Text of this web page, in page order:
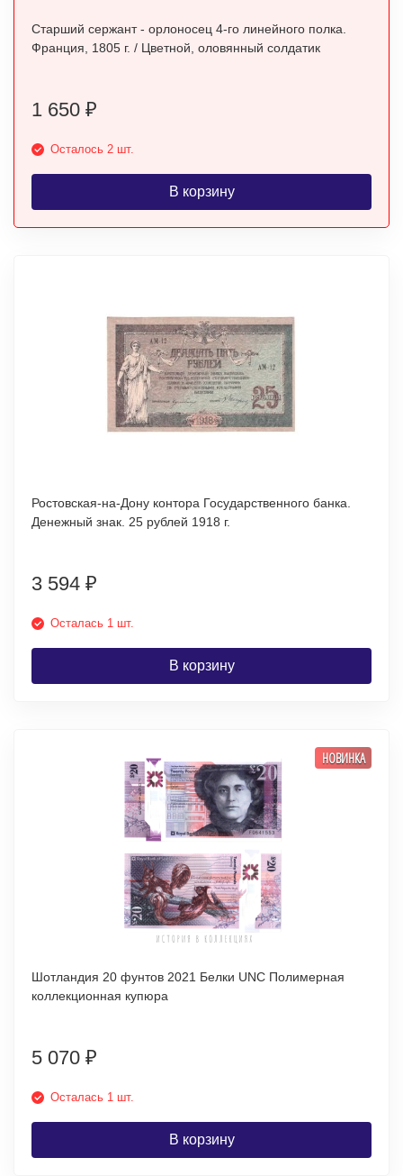
Старший сержант - орлоносец 4-го линейного полка.
Франция, 1805 г. / Цветной, оловянный солдатик
1 650 ₽
Осталось 2 шт.
В корзину
Ростовская-на-Дону контора Государственного банка.
Денежный знак. 25 рублей 1918 г.
3 594 ₽
Осталась 1 шт.
В корзину
НОВИНКА
Шотландия 20 фунтов 2021 Белки UNC Полимерная
коллекционная купюра
5 070 ₽
Осталась 1 шт.
В корзину